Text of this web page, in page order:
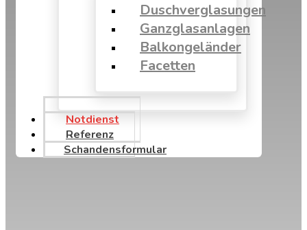
Duschverglasungen
Ganzglasanlagen
Balkongeländer
Facetten
Notdienst
Referenz
Schandensformular